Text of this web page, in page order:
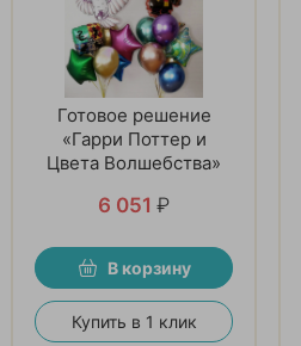
Готовое решение
«Гарри Поттер и
Цвета Волшебства»
6 051 ₽
В корзину
Купить в 1 клик